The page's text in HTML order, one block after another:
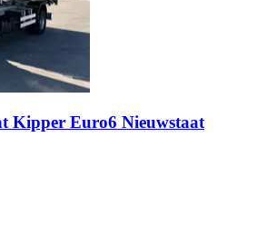
Kipper Euro6 Nieuwstaat